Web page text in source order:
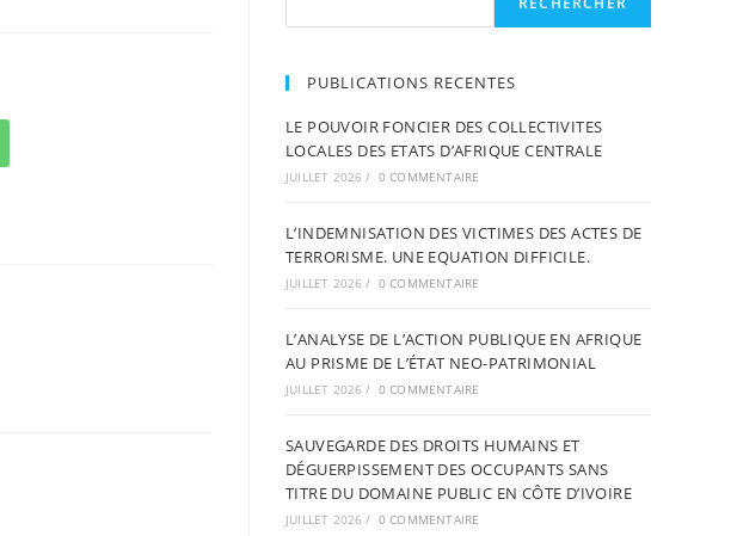
PUBLICATIONS RECENTES
LE POUVOIR FONCIER DES COLLECTIVITES
LOCALES DES ETATS D’AFRIQUE CENTRALE
JUILLET 2026 / 0 COMMENTAIRE
L’INDEMNISATION DES VICTIMES DES ACTES DE
TERRORISME. UNE EQUATION DIFFICILE.
JUILLET 2026 / 0 COMMENTAIRE
L’ANALYSE DE L’ACTION PUBLIQUE EN AFRIQUE
AU PRISME DE L’ÉTAT NEO-PATRIMONIAL
JUILLET 2026 / 0 COMMENTAIRE
SAUVEGARDE DES DROITS HUMAINS ET
DÉGUERPISSEMENT DES OCCUPANTS SANS
TITRE DU DOMAINE PUBLIC EN CÔTE D’IVOIRE
JUILLET 2026 / 0 COMMENTAIRE